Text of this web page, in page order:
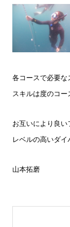
各コースで必要な
スキルは度のコー
お互いにより良い
レベルの高いダイ
山本拓磨